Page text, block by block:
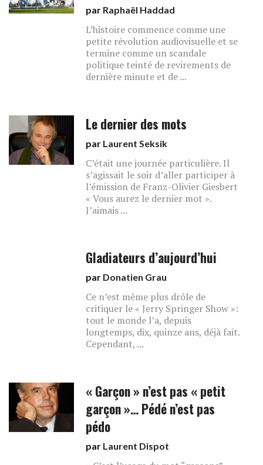
par Raphaël Haddad
L’histoire commence comme une
petite révolution audiovisuelle et se
termine comme un scandale
politique teinté de revirements de
dernière minute et de ...
Le dernier des mots
par Laurent Seksik
C’était une journée particulière. Il
s’agissait le soir d’aller participer à
l’émission de Franz-Olivier Giesbert
« Vous aurez le dernier mot ».
J’aimais ...
Gladiateurs d’aujourd’hui
par Donatien Grau
Ce n’est même plus drôle de
critiquer le « Jerry Springer Show »:
tout le monde l’a, depuis
longtemps, dix, quinze ans, déjà fait.
Cependant, ...
« Garçon » n’est pas « petit
garçon »… Pédé n’est pas
pédo
par Laurent Dispot